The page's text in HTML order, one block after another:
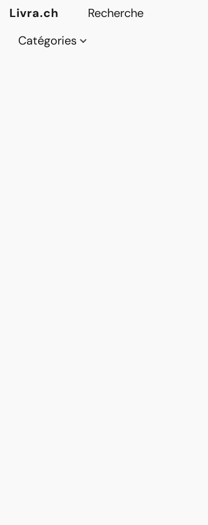
Livra.ch
Catégories